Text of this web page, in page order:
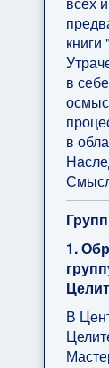
в
в
1.
В